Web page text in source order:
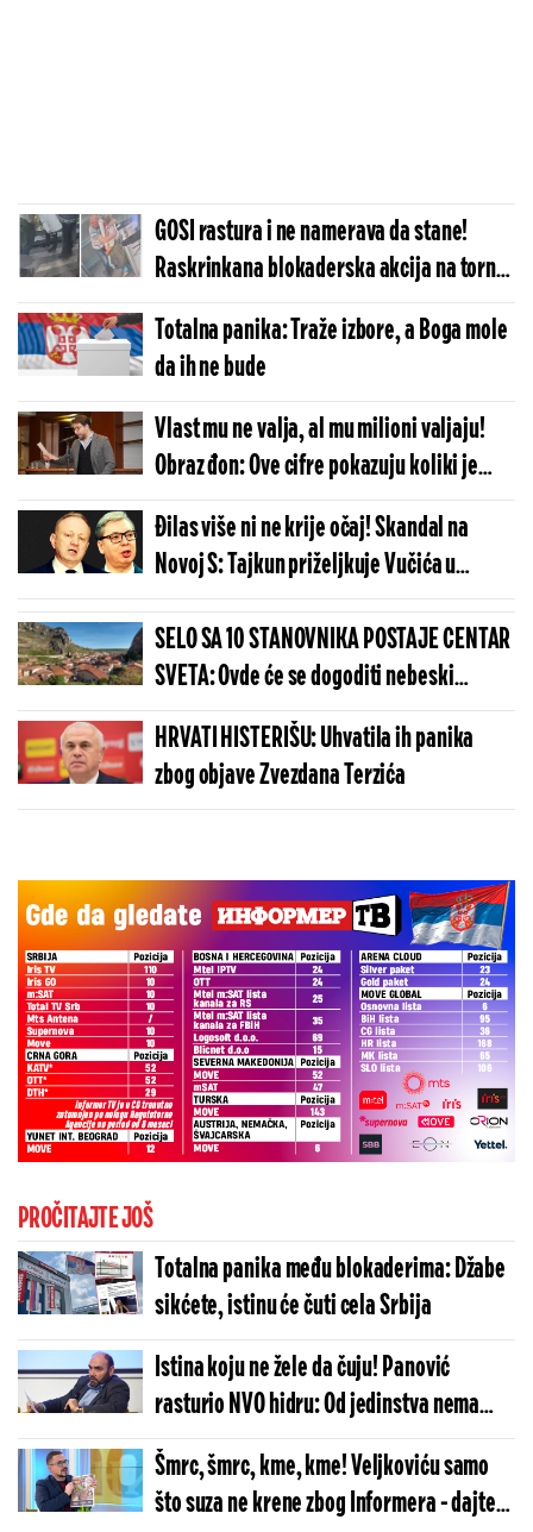
GOSI rastura i ne namerava da stane!
Raskrinkana blokaderska akcija na tornju
na Avali - evo šta im je bio plan (VIDEO)
Totalna panika: Traže izbore, a Boga mole
da ih ne bude
Vlast mu ne valja, al mu milioni valjaju!
Obraz đon: Ove cifre pokazuju koliki je
licemer Gordan Kičić
Đilas više ni ne krije očaj! Skandal na
Novoj S: Tajkun priželjkuje Vučića u
ambulantnim kolima i bolničkoj postelji
(VIDEO)
SELO SA 10 STANOVNIKA POSTAJE CENTAR
SVETA: Ovde će se dogoditi nebeski
spektakl koji se čeka više od 100 godina
HRVATI HISTERIŠU: Uhvatila ih panika
zbog objave Zvezdana Terzića
PROČITAJTE JOŠ
Totalna panika među blokaderima: Džabe
sikćete, istinu će čuti cela Srbija
Istina koju ne žele da čuju! Panović
rasturio NVO hidru: Od jedinstva nema
ništa (VIDEO)
Šmrc, šmrc, kme, kme! Veljkoviću samo
što suza ne krene zbog Informera - dajte